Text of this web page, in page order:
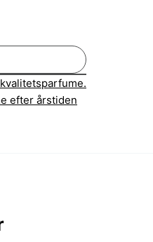
efter årstiden